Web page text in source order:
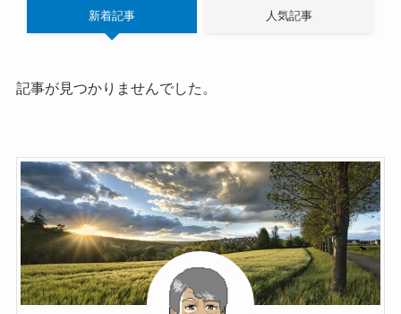
新着記事 人気記事
記事が見つかりませんでした。